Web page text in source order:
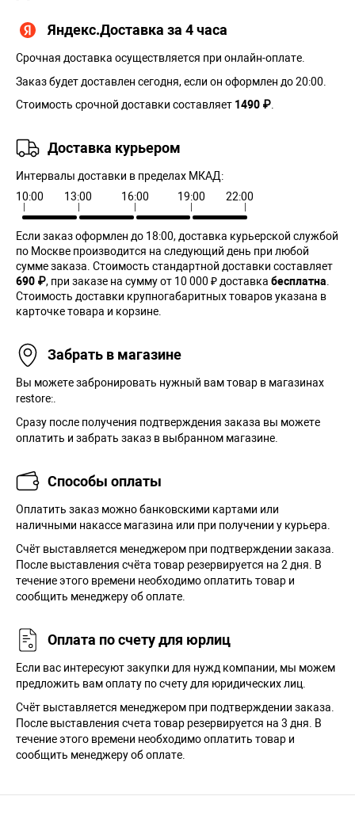
Яндекс.Доставка за 4 часа
Срочная доставка осуществляется при онлайн-оплате.
Заказ будет доставлен сегодня, если он оформлен до 20:00.
Стоимость срочной доставки составляет 1490 ₽
Доставка курьером
Интервалы доставки в пределах МКАД:
10:00
13:00 16:00 19:00 22:00
Если заказ оформлен до 18:00, доставка курьерской службой
по Москве производится на следующий день при любой
сумме заказа. Cтоимость стандартной доставки составляет
690 ₽, при заказе на сумму от 10 000 ₽ доставка бесплатна
Стоимость доставки крупногабаритных товаров указана в
карточке товара и корзине.
Забрать в магазине
Вы можете забронировать нужный вам товар в магазинах
restore:.
Сразу после получения подтверждения заказа вы можете
оплатить и забрать заказ в выбранном магазине.
Способы оплаты
Оплатить заказ можно банковскими картами или
наличными накассе магазина или при получении у курьера.
Cчёт выставляется менеджером при подтверждении заказа.
После выставления счёта товар резервируется на 2 дня. В
течение этого времени необходимо оплатить товар и
сообщить менеджеру об оплате.
Оплата по счету для юрлиц
Если вас интересуют закупки для нужд компании, мы можем
предложить вам оплату по счету для юридических лиц.
Счёт выставляется менеджером при подтверждении заказа.
После выставления счета товар резервируется на 3 дня. В
течение этого времени необходимо оплатить товар и
сообщить менеджеру об оплате.